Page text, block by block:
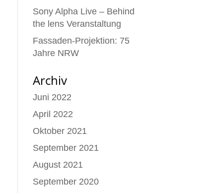
Sony Alpha Live – Behind
the lens Veranstaltung
Fassaden-Projektion: 75
Jahre NRW
Archiv
Juni 2022
April 2022
Oktober 2021
September 2021
August 2021
September 2020